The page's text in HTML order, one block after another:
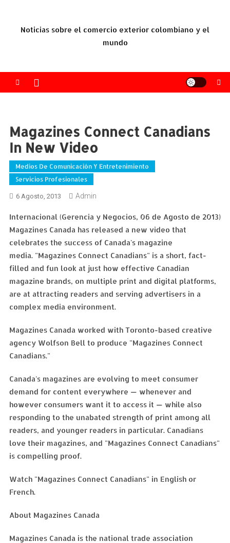
contenidoNoticias sobre el comercio exterior colombiano y el
mundo
Magazines Connect Canadians
In New Video
Medios De Comunicación Y Entretenimiento
Servicios Profesionales
6 Agosto, 2013 Admin
Internacional (Gerencia y Negocios, 06 de Agosto de 2013)
Magazines Canada has released a new video that
celebrates the success of Canada's magazine
media. "Magazines Connect Canadians" is a short, fact-
filled and fun look at just how effective Canadian
magazine brands, on multiple print and digital platforms,
are at attracting readers and serving advertisers in a
complex media environment.
Magazines Canada worked with Toronto-based creative
agency Wolfson Bell to produce "Magazines Connect
Canadians."
Canada's magazines are evolving to meet consumer
demand for content everywhere — whenever and
however consumers want it to access it — while also
responding to the unabated strength of print among all
readers, and younger readers in particular. Canadians
love their magazines, and "Magazines Connect Canadians"
is compelling proof.
Watch "Magazines Connect Canadians" in English or
French.
About Magazines Canada
Magazines Canada is the national trade association